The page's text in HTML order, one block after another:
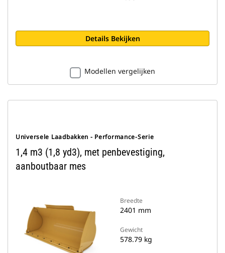
Details Bekijken
Modellen vergelijken
Universele Laadbakken - Performance-Serie
1,4 m3 (1,8 yd3), met penbevestiging,
aanboutbaar mes
Breedte
2401 mm
Gewicht
578.79 kg